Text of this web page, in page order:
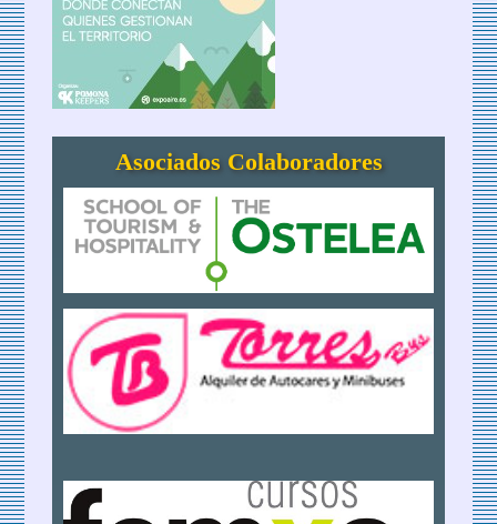
Asociados Colaboradores